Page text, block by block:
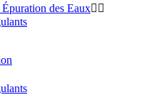
des Eaux 